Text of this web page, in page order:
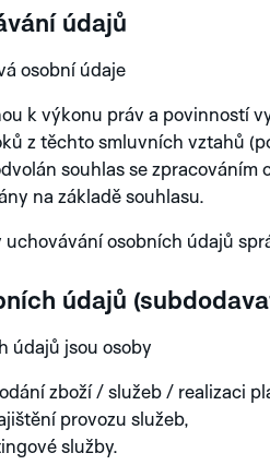
NO. 1
PROZKOUMEJTE
KOLEKCI ARTISAN
SILVER
MONZA
GREEN
BRONZE
AURA
INDY
PVD
SILVER
údajů
osobní údaje
k výkonu práv a povinností
z těchto smluvních vztahů
souhlas se
na základě souhlasu.
osobních údajů
údajů
údajů jsou osoby
zboží / služeb / realizaci
provozu služeb,
služby.